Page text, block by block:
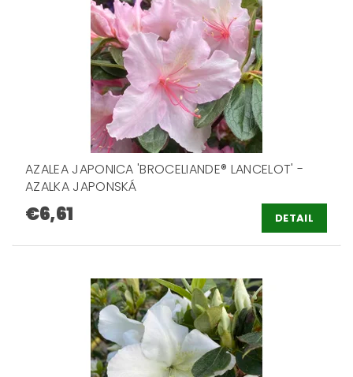
AZALEA JAPONICA 'BROCELIANDE® LANCELOT' -
AZALKA JAPONSKÁ
€6,61 DETAIL